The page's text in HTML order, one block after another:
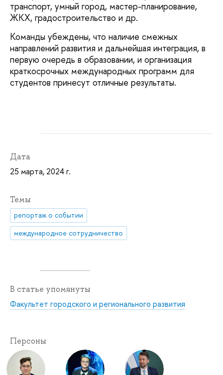
транспорт, умный город, мастер-планирование,
ЖКХ, градостроительство и др.
Команды убеждены, что наличие смежных
направлений развития и дальнейшая интеграция, в
первую очередь в образовании, и организация
краткосрочных международных программ для
студентов принесут отличные результаты.
Дата
25 марта, 2024 г.
Темы
репортаж о событии
международное сотрудничество
В статье упомянуты
Факультет городского и регионального развития
Персоны